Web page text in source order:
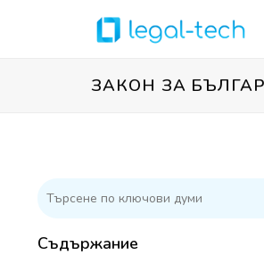
ЗАКОН ЗА
Съдържание